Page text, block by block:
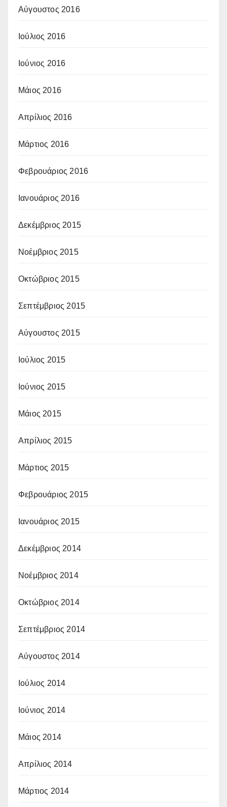
Αύγουστος 2016
Ιούλιος 2016
Ιούνιος 2016
Μάιος 2016
Απρίλιος 2016
Μάρτιος 2016
Φεβρουάριος 2016
Ιανουάριος 2016
Δεκέμβριος 2015
Νοέμβριος 2015
Οκτώβριος 2015
Σεπτέμβριος 2015
Αύγουστος 2015
Ιούλιος 2015
Ιούνιος 2015
Μάιος 2015
Απρίλιος 2015
Μάρτιος 2015
Φεβρουάριος 2015
Ιανουάριος 2015
Δεκέμβριος 2014
Νοέμβριος 2014
Οκτώβριος 2014
Σεπτέμβριος 2014
Αύγουστος 2014
Ιούλιος 2014
Ιούνιος 2014
Μάιος 2014
Απρίλιος 2014
Μάρτιος 2014